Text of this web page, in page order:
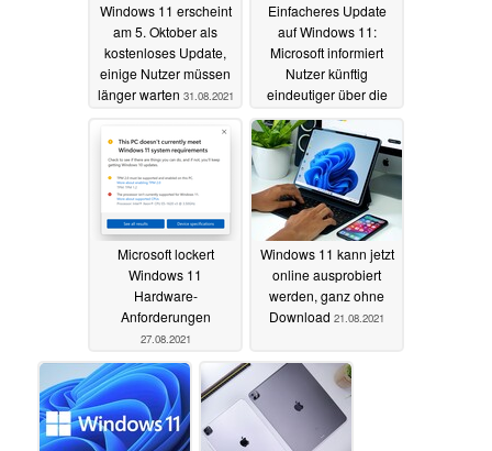
Windows 11 erscheint
am 5. Oktober als
kostenloses Update,
einige Nutzer müssen
länger warten 31.08.2021
Einfacheres Update
auf Windows 11:
Microsoft informiert
Nutzer künftig
eindeutiger über die
PCs30.08.2021
Microsoft lockert
Windows 11
Hardware-
Anforderungen
27.08.2021
Windows 11 kann jetzt
online ausprobiert
werden, ganz ohne
Download 21.08.2021